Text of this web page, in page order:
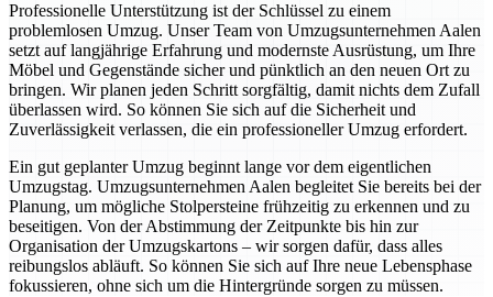
Professionelle Unterstützung ist der Schlüssel zu einem
problemlosen Umzug. Unser Team von Umzugsunternehmen Aalen
setzt auf langjährige Erfahrung und modernste Ausrüstung, um Ihre
Möbel und Gegenstände sicher und pünktlich an den neuen Ort zu
bringen. Wir planen jeden Schritt sorgfältig, damit nichts dem Zufall
überlassen wird. So können Sie sich auf die Sicherheit und
Zuverlässigkeit verlassen, die ein professioneller Umzug erfordert.
Ein gut geplanter Umzug beginnt lange vor dem eigentlichen
Umzugstag. Umzugsunternehmen Aalen begleitet Sie bereits bei der
Planung, um mögliche Stolpersteine frühzeitig zu erkennen und zu
beseitigen. Von der Abstimmung der Zeitpunkte bis hin zur
Organisation der Umzugskartons – wir sorgen dafür, dass alles
reibungslos abläuft. So können Sie sich auf Ihre neue Lebensphase
fokussieren, ohne sich um die Hintergründe sorgen zu müssen.